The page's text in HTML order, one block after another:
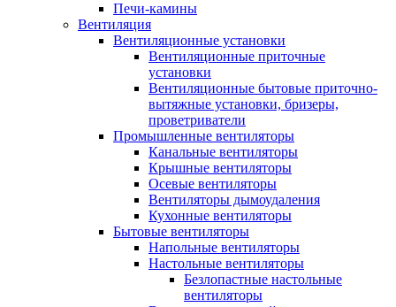
Печи-камины
Вентиляция
Вентиляционные установки
Вентиляционные приточные
установки
Вентиляционные бытовые приточно-
вытяжные установки, бризеры,
проветриватели
Промышленные вентиляторы
Канальные вентиляторы
Крышные вентиляторы
Осевые вентиляторы
Вентиляторы дымоудаления
Кухонные вентиляторы
Бытовые вентиляторы
Напольные вентиляторы
Настольные вентиляторы
Безлопастные настольные
вентиляторы